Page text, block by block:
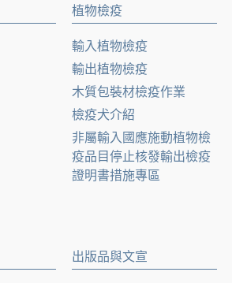
植物檢疫
輸入植物檢疫
輸出植物檢疫
木質包裝材檢疫作業
檢疫犬介紹
非屬輸入國應施動植物檢
疫品目停止核發輸出檢疫
證明書措施專區
出版品與文宣